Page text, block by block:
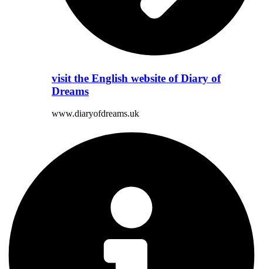
visit the English website of Diary of
Dreams
www.diaryofdreams.uk